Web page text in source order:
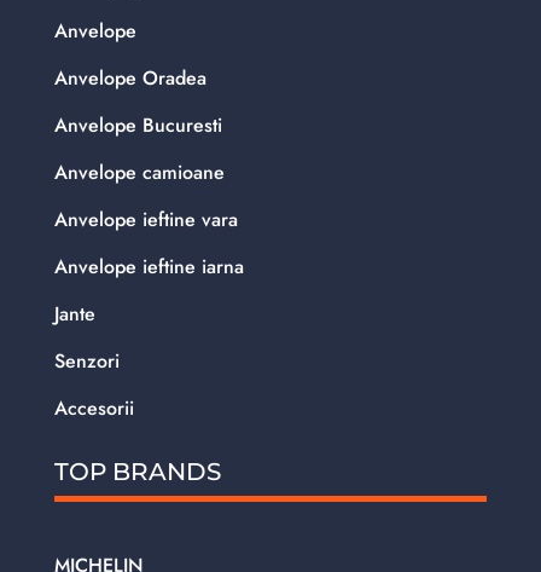
Anvelope
Anvelope Oradea
Anvelope Bucuresti
Anvelope camioane
Anvelope ieftine vara
Anvelope ieftine iarna
Jante
Senzori
Accesorii
TOP BRANDS
MICHELIN